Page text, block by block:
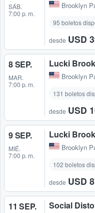
SÁB.
7:00 p. m.
Brooklyn
95 boletos
desde USD
8 SEP.
MAR.
7:00 p. m.
Lucki
Brooklyn
131 boletos
desde USD
9 SEP.
MIÉ.
7:00 p. m.
Lucki
Brooklyn
102 boletos
desde USD
11 SEP. Social